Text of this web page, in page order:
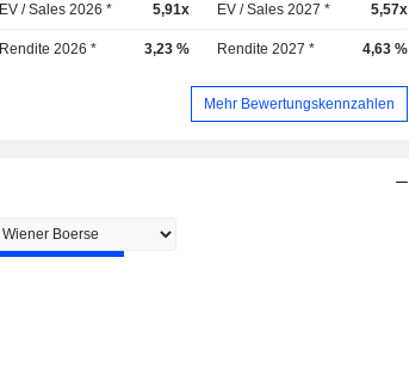
EV / Sales 2026 * 5,91x EV / Sales 2027 * 5,57x
Rendite 2026 * 3,23 % Rendite 2027 * 4,63 %
Mehr Bewertungskennzahlen